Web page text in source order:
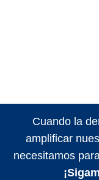
Cuando la
amplificar
necesitamos